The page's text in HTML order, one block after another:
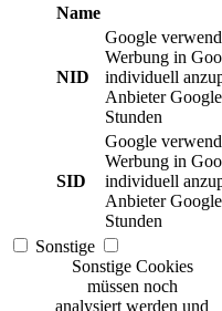
Name
NID
Google
Werbung in
individuell
Anbieter
Stunden
SID
Google
Werbung in
individuell
Anbieter
Stunden
Sonstige
Sonstige Cookies
müssen noch
analysiert werden und